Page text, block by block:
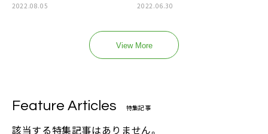
2022.08.05 2022.06.30
View More
Feature Articles 特集記事
該当する特集記事はありません。